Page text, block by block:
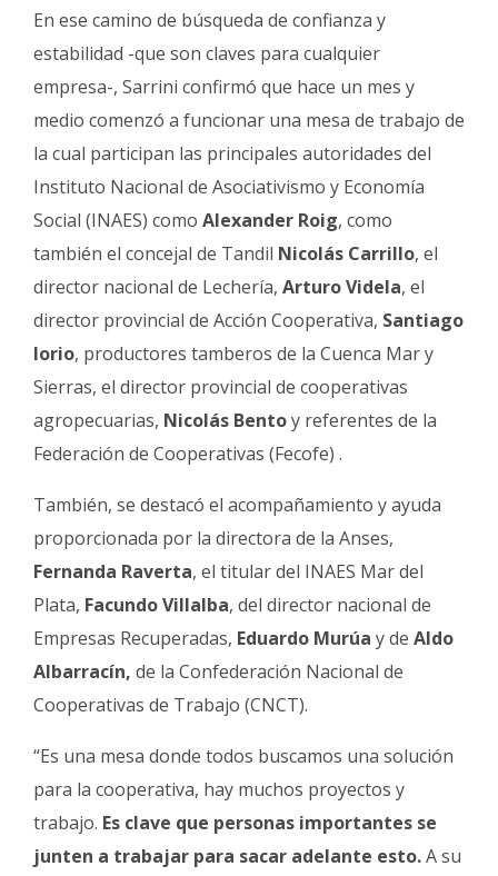
En ese camino de búsqueda de confianza y
estabilidad -que son claves para cualquier
empresa-, Sarrini confirmó que hace un mes y
medio comenzó a funcionar una mesa de trabajo de
la cual participan las principales autoridades del
Instituto Nacional de Asociativismo y Economía
Social (INAES) como Alexander Roig, como
también el concejal de Tandil Nicolás Carrillo, el
director nacional de Lechería, Arturo Videla, el
director provincial de Acción Cooperativa, Santiago
Iorio, productores tamberos de la Cuenca Mar y
Sierras, el director provincial de cooperativas
agropecuarias, Nicolás Bentoy referentes de la
Federación de Cooperativas (Fecofe) .
También, se destacó el acompañamiento y ayuda
proporcionada por la directora de la Anses,
Fernanda Raverta, el titular del INAES Mar del
Plata, Facundo Villalba, del director nacional de
Empresas Recuperadas, Eduardo Murúa y de Aldo
Albarracín, de la Confederación Nacional de
Cooperativas de Trabajo (CNCT).
“Es una mesa donde todos buscamos una solución
para la cooperativa, hay muchos proyectos y
trabajo. Es clave que personas importantes se
junten a trabajar para sacar adelante esto.A su